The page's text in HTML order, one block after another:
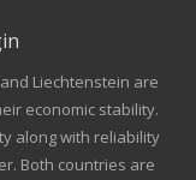
Liechtenstein are
economic stability.
along with reliability
Both countries are
und Erfahrungen zu
Service AG